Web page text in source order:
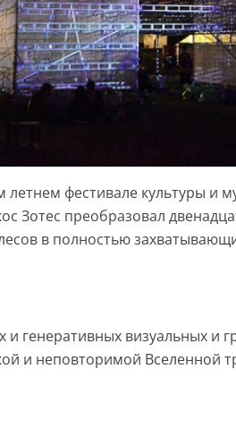
фестивале культуры и
Зотес преобразовал
в полностью
генеративных визуальных и
и неповторимой Вселенной